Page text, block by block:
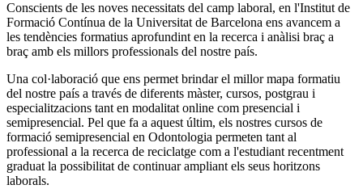
Conscients de les noves necessitats del camp laboral, en l'Institut de
Formació Contínua de la Universitat de Barcelona ens avancem a
les tendències formatius aprofundint en la recerca i anàlisi braç a
braç amb els millors professionals del nostre país.
Una col·laboració que ens permet brindar el millor mapa formatiu
del nostre país a través de diferents màster, cursos, postgrau i
especialitzacions tant en modalitat online com presencial i
semipresencial. Pel que fa a aquest últim, els nostres cursos de
formació semipresencial en Odontologia permeten tant al
professional a la recerca de reciclatge com a l'estudiant recentment
graduat la possibilitat de continuar ampliant els seus horitzons
laborals.